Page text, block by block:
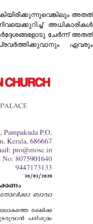
അതത്
അധികാരികള്‍
ചേര്‍ന്ന് അതത്
ഏവരും